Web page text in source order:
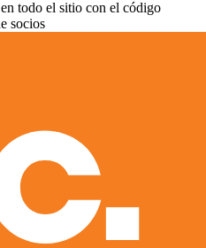
todo el sitio con el código
socios